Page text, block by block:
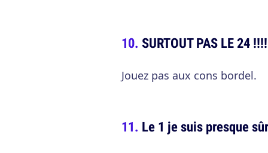
SURTOUT PAS LE 24
Jouez pas aux cons bordel.
Le 1 je suis presque